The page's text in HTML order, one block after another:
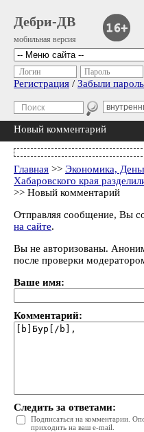
Дебри-ДВ
мобильная версия
Логин Пароль
Регистрация / Забыли
Новый комментарий
Главная >> Экономика,
Хабаровского края
>> Новый комментарий
Отправляя сообщение, Вы
на сайте.
Вы не авторизованы.
после проверки
Ваше имя:
Комментарий:
Следить за ответами:
Подписаться на комментарии.
приходить на ваш e-mail.